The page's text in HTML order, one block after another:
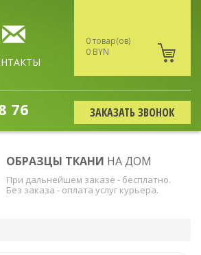
0 товар(ов)
0 BYN
76 ЗАКАЗАТЬ ЗВОНОК
ОБРАЗЦЫ ТКАНИ НА ДОМ
При дальнейшем заказе - бесплатно.
Без заказа - оплата услуг курьера.